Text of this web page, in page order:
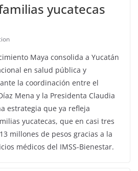
yucatecas
Maya consolida a Yucatán
en salud pública y
la coordinación entre el
Mena y la Presidenta Claudia
estrategia que ya refleja
yucatecas, que en casi tres
millones de pesos gracias a la
médicos del IMSS-Bienestar.